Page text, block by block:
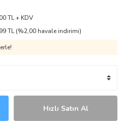
TL + KDV
TL (%2,00 havale indirimi)
Hızlı Satın Al